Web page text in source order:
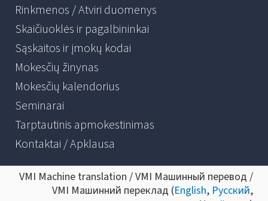
Rinkmenos / Atviri duomenys
Skaičiuoklės ir pagalbininkai
Sąskaitos ir įmokų kodai
Mokesčių žinynas
Mokesčių kalendorius
Seminarai
Tarptautinis apmokestinimas
Kontaktai / Apklausa
VMI Machine translation / VMI Машинный перевод /
VMI Машинний переклад (English, Русский,